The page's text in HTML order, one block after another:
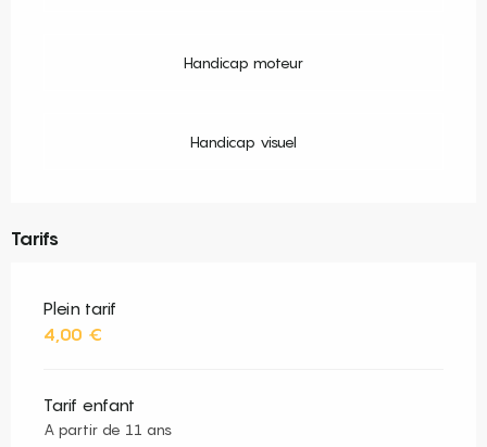
Handicap moteur
Handicap visuel
Tarifs
Plein tarif
4,00 €
Tarif enfant
A partir de 11 ans